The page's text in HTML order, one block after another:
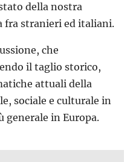
della nostra
fra stranieri ed italiani.
che
il taglio storico,
attuali della
sociale e culturale in
generale in Europa.